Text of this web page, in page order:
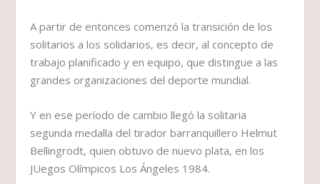
A partir de entonces comenzó la transición de los
solitarios a los solidarios, es decir, al concepto de
trabajo planificado y en equipo, que distingue a las
grandes organizaciones del deporte mundial.
Y en ese período de cambio llegó la solitaria
segunda medalla del tirador barranquillero Helmut
Bellingrodt, quien obtuvo de nuevo plata, en los
JUegos Olímpicos Los Ángeles 1984.